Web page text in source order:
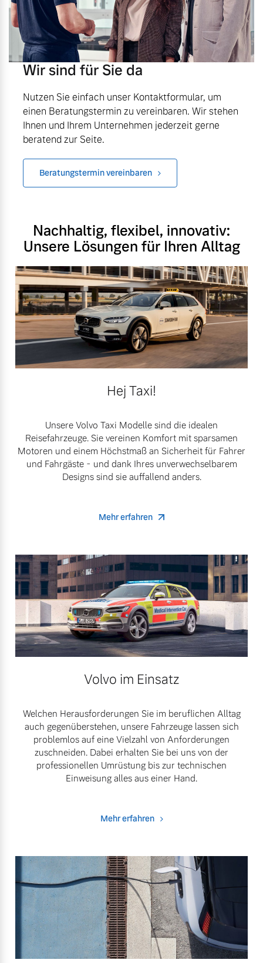
Wir sind für Sie da
Nutzen Sie einfach unser Kontaktformular, um
einen Beratungstermin zu vereinbaren. Wir stehen
Ihnen und Ihrem Unternehmen jederzeit gerne
beratend zur Seite.
Beratungstermin vereinbaren
Nachhaltig, flexibel, innovativ:
Unsere Lösungen für Ihren Alltag
Hej Taxi!
Unsere Volvo Taxi Modelle sind die idealen
Reisefahrzeuge. Sie vereinen Komfort mit sparsamen
Motoren und einem Höchstmaß an Sicherheit für Fahrer
und Fahrgäste - und dank Ihres unverwechselbarem
Designs sind sie auffallend anders.
Mehr erfahren
Volvo im Einsatz
Welchen Herausforderungen Sie im beruflichen Alltag
auch gegenüberstehen, unsere Fahrzeuge lassen sich
problemlos auf eine Vielzahl von Anforderungen
zuschneiden. Dabei erhalten Sie bei uns von der
professionellen Umrüstung bis zur technischen
Einweisung alles aus einer Hand.
Mehr erfahren